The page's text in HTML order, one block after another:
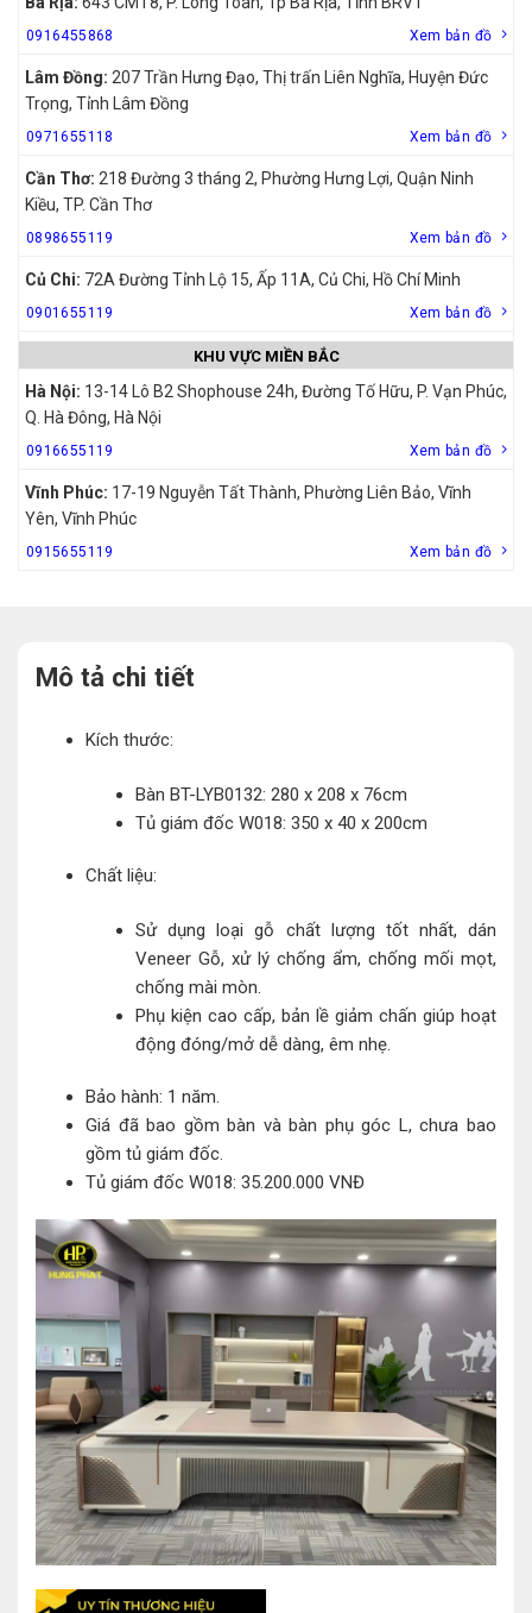
0916455868 Xem bản đồ
Lâm Đồng: 207 Trần Hưng Đạo, Thị trấn Liên Nghĩa, Huyện Đức
Trọng, Tỉnh Lâm Đồng
0971655118 Xem bản đồ
Cần Thơ: 218 Đường 3 tháng 2, Phường Hưng Lợi, Quận Ninh
Kiều, TP. Cần Thơ
0898655119 Xem bản đồ
Củ Chi: 72A Đường Tỉnh Lộ 15, Ấp 11A, Củ Chi, Hồ Chí Minh
0901655119 Xem bản đồ
KHU VỰC MIỀN BẮC
Hà Nội: 13-14 Lô B2 Shophouse 24h, Đường Tố Hữu, P. Vạn Phúc,
Q. Hà Đông, Hà Nội
0916655119 Xem bản đồ
Vĩnh Phúc: 17-19 Nguyễn Tất Thành, Phường Liên Bảo, Vĩnh
Yên, Vĩnh Phúc
0915655119 Xem bản đồ
Mô tả chi tiết
Kích thước:
Bàn BT-LYB0132: 280 x 208 x 76cm
Tủ giám đốc W018: 350 x 40 x 200cm
Chất liệu:
Sử dụng loại gỗ chất lượng tốt nhất, dán
Veneer Gỗ, xử lý chống ẩm, chống mối mọt,
chống mài mòn.
Phụ kiện cao cấp, bản lề giảm chấn giúp hoạt
động đóng/mở dễ dàng, êm nhẹ.
Bảo hành: 1 năm.
Giá đã bao gồm bàn và bàn phụ góc L, chưa bao
gồm tủ giám đốc.
Tủ giám đốc W018: 35.200.000 VNĐ